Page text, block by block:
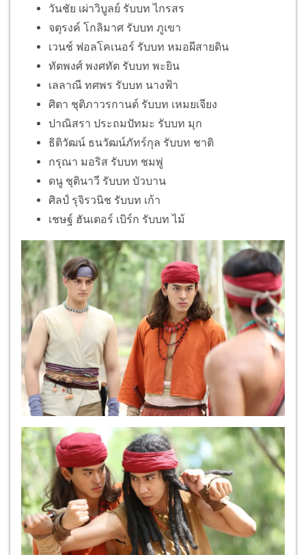
วันชัย เผ่าวิบูลย์ รับบท ไกรสร
จตุรงค์ โกลิมาศ รับบท ภูเขา
เวนช์ ฟอลโคเนอร์ รับบท หมอผีสายดิน
ทัตพงศ์ พงศทัต รับบท พะยิน
เลลาณี ทศพร รับบท นางฟ้า
ศิตา ชุติภาวรกานต์ รับบท เหมยเจียง
ปาณิสรา ประถมปัทมะ รับบท มุก
ธิติวัฒน์ ธนวัฒน์ภัทร์กุล รับบท ชาติ
กรุณา มอริส รับบท ชมพู่
ดนู ชุตินาวี รับบท บัวบาน
ศิลป์ รุจิรวนิช รับบท เก้า
เชษฐ์ ฮันเตอร์ เบิร์ก รับบท ไม้